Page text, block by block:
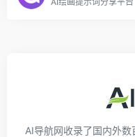
AI导航网收录了国内外